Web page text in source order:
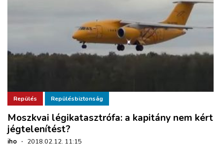
Repülés Repülésbiztonság
Moszkvai légikatasztrófa: a kapitány nem kért
jégtelenítést?
iho · 2018.02.12. 11:15